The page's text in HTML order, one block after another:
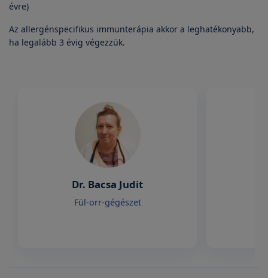
évre)
Az allergénspecifikus immunterápia akkor a leghatékonyabb,
ha legalább 3 évig végezzük.
Dr. Bacsa Judit
Fül-orr-gégészet